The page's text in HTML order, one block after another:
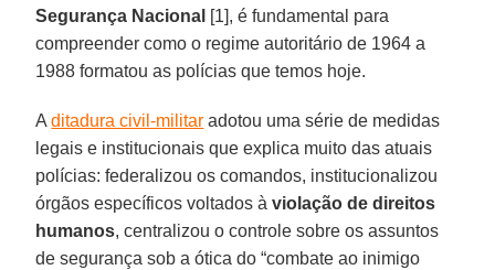
Segurança Nacional [1], é fundamental para
compreender como o regime autoritário de 1964 a
1988 formatou as polícias que temos hoje.
Aditadura civil-militar adotou uma série de medidas
legais e institucionais que explica muito das atuais
polícias: federalizou os comandos, institucionalizou
órgãos específicos voltados àviolação de direitos
humanos, centralizou o controle sobre os assuntos
de segurança sob a ótica do “combate ao inimigo